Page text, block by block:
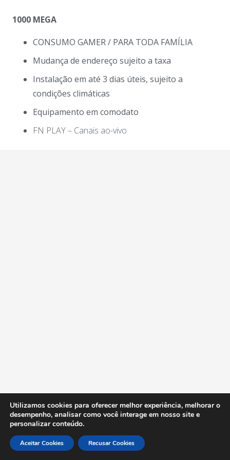
1000 MEGA
CONSUMO GAMER / PARA TODA FAMÍLIA
Mudança de endereço sujeito a taxa
Instalação em até 3 dias úteis, sujeito a
condições climáticas
Equipamento em comodato
FN PLAY – Canais ao-vivo
Utilizamos cookies para oferecer melhor experiência, melhorar o
desempenho, analisar como você interage em nosso site e
personalizar conteúdo.
Aceitar Cookies Recusar Cookies